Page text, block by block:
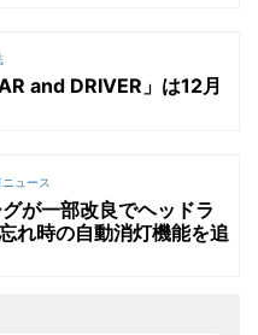
and DRIVER」は12月
ュース
が一部改良でヘッドラ
れ時の自動消灯機能を追